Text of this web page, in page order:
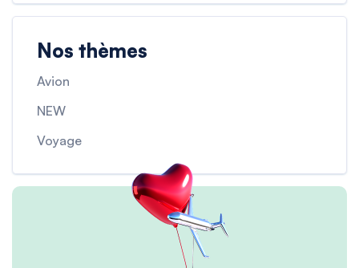
Nos thèmes
Avion
NEW
Voyage